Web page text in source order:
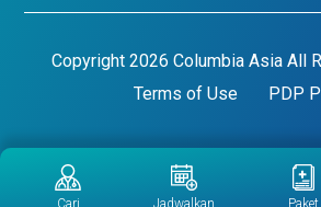
Copyright 2026 Columbia Asia All
Terms of Use
PDP
Cari Jadwalkan Paket